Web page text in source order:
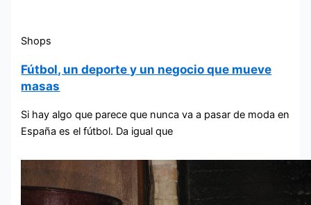
Shops
Fútbol, un deporte y un negocio que mueve
masas
Si hay algo que parece que nunca va a pasar de moda en
España es el fútbol. Da igual que